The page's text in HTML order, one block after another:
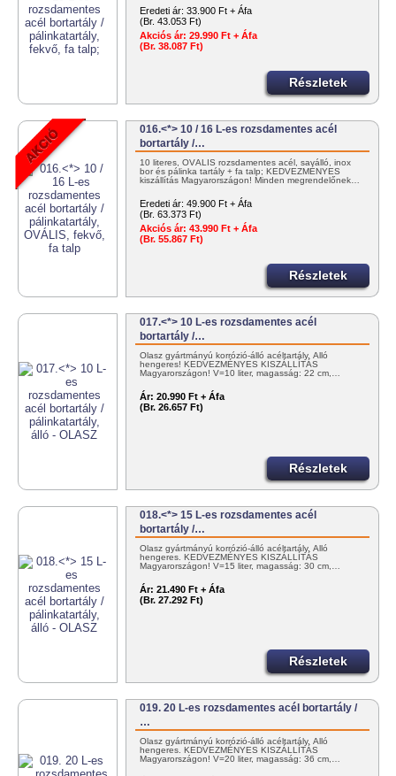
Eredeti ár: 33.900 Ft + Áfa
(Br. 43.053 Ft)
Akciós ár: 29.990 Ft + Áfa
(Br. 38.087 Ft)
Részletek
016.<*> 10 / 16 L-es rozsdamentes acél
bortartály /…
10 literes, OVÁLIS rozsdamentes acél, saválló, inox
bor és pálinka tartály + fa talp; KEDVEZMÉNYES
kiszállítás Magyarországon! Minden megrendelőnek…
Eredeti ár: 49.900 Ft + Áfa
(Br. 63.373 Ft)
Akciós ár: 43.990 Ft + Áfa
(Br. 55.867 Ft)
Részletek
017.<*> 10 L-es rozsdamentes acél
bortartály /…
Olasz gyártmányú korrózió-álló acéltartály. Álló
hengeres! KEDVEZMÉNYES KISZÁLLÍTÁS
Magyarországon! V=10 liter, magasság: 22 cm,…
Ár: 20.990 Ft + Áfa
(Br. 26.657 Ft)
Részletek
018.<*> 15 L-es rozsdamentes acél
bortartály /…
Olasz gyártmányú korrózió-álló acéltartály. Álló
hengeres. KEDVEZMÉNYES KISZÁLLÍTÁS
Magyarországon! V=15 liter, magasság: 30 cm,…
Ár: 21.490 Ft + Áfa
(Br. 27.292 Ft)
Részletek
019. 20 L-es rozsdamentes acél bortartály /
…
Olasz gyártmányú korrózió-álló acéltartály. Álló
hengeres. KEDVEZMÉNYES KISZÁLLÍTÁS
Magyarországon! V=20 liter, magasság: 36 cm,…